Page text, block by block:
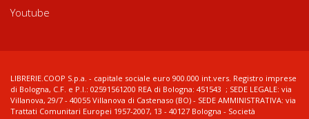
Youtube
LIBRERIE.COOP S.p.a. - capitale sociale euro 900.000 int.vers. Registro imprese
di Bologna, C.F. e P.I.: 02591561200 REA di Bologna: 451543 ; SEDE LEGALE: via
Villanova, 29/7 - 40055 Villanova di Castenaso (BO) - SEDE AMMINISTRATIVA: via
Trattati Comunitari Europei 1957-2007, 13 - 40127 Bologna - Società